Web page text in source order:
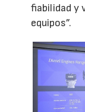
fiabilidad y
equipos”.